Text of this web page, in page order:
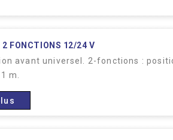
2 FONCTIONS 12/24 V
avant universel. 2-fonctions :
m.